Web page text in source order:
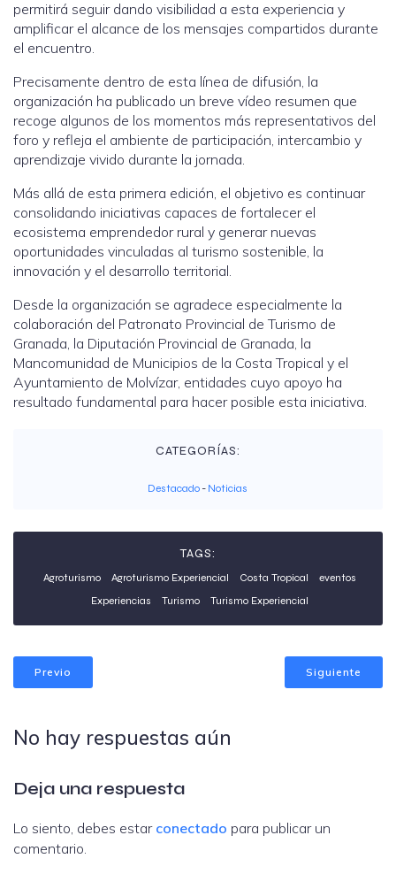
permitirá seguir dando visibilidad a esta experiencia y
amplificar el alcance de los mensajes compartidos durante
el encuentro.
Precisamente dentro de esta línea de difusión, la
organización ha publicado un breve vídeo resumen que
recoge algunos de los momentos más representativos del
foro y refleja el ambiente de participación, intercambio y
aprendizaje vivido durante la jornada.
Más allá de esta primera edición, el objetivo es continuar
consolidando iniciativas capaces de fortalecer el
ecosistema emprendedor rural y generar nuevas
oportunidades vinculadas al turismo sostenible, la
innovación y el desarrollo territorial.
Desde la organización se agradece especialmente la
colaboración del Patronato Provincial de Turismo de
Granada, la Diputación Provincial de Granada, la
Mancomunidad de Municipios de la Costa Tropical y el
Ayuntamiento de Molvízar, entidades cuyo apoyo ha
resultado fundamental para hacer posible esta iniciativa.
CATEGORÍAS:
Destacado - Noticias
TAGS:
Agroturismo Agroturismo Experiencial Costa Tropical
eventos
Experiencias
Turismo Turismo Experiencial
Previo Siguiente
No hay respuestas aún
Deja una respuesta
Lo siento, debes estar conectado para publicar un
comentario.